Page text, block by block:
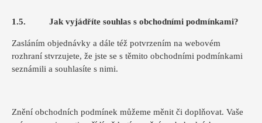
1.5. Jak vyjádříte souhlas s obchodními podmínkami?
Zasláním objednávky a dále též potvrzením na webovém
rozhraní stvrzujete, že jste se s těmito obchodními podmínkami
seznámili a souhlasíte s nimi.
Znění obchodních podmínek můžeme měnit či doplňovat. Vaše